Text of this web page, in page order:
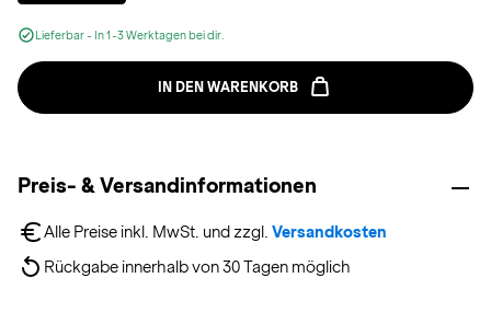
Lieferbar - In 1-3 Werktagen bei dir.
IN DEN WARENKORB
Preis- & Versandinformationen
Alle Preise inkl. MwSt. und zzgl. Versandkosten
Rückgabe innerhalb von 30 Tagen möglich